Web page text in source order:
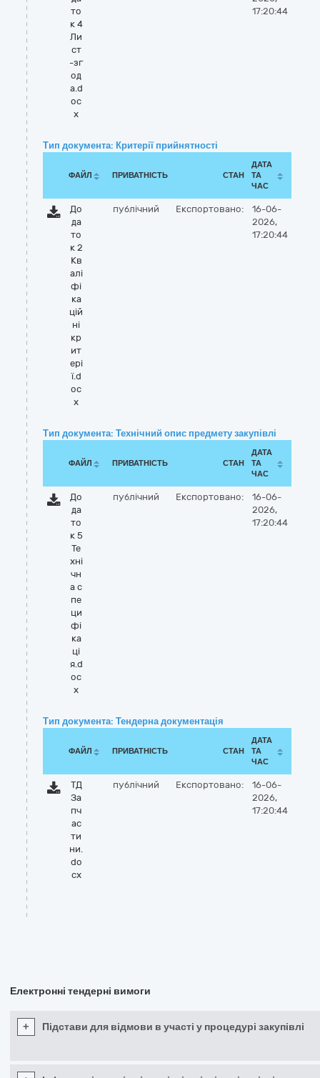
то
к 4
Ли
ст
-зг
од
а.d
oc
x
17:20:44
Тип документа: Критерії прийнятності
ФАЙЛ ПРИВАТНІСТЬ СТАН
ДАТА
ТА
ЧАС
До
да
то
к 2
Кв
алі
фі
ка
цій
ні
кр
ит
ері
ї.d
oc
x
публічний Експортовано:
16-06-
2026,
17:20:44
Тип документа: Технічний опис предмету закупівлі
ФАЙЛ ПРИВАТНІСТЬ СТАН
ДАТА
ТА
ЧАС
До
да
то
к 5
Те
хні
чн
а с
пе
ци
фі
ка
ці
я.d
oc
x
публічний Експортовано:
16-06-
2026,
17:20:44
Тип документа: Тендерна документація
ФАЙЛ ПРИВАТНІСТЬ СТАН
ДАТА
ТА
ЧАС
ТД
За
пч
ас
ти
ни.
do
cx
публічний Експортовано:
16-06-
2026,
17:20:44
Електронні тендерні вимоги
+ Підстави для відмови в участі у процедурі закупівлі